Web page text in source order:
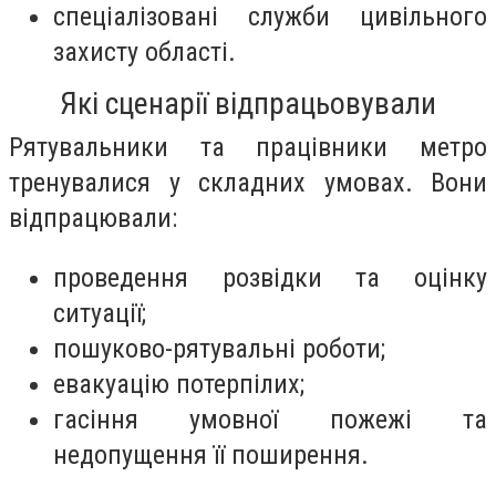
спеціалізовані служби цивільного
захисту області.
Які сценарії відпрацьовували
Рятувальники та працівники метро
тренувалися у складних умовах. Вони
відпрацювали:
проведення розвідки та оцінку
ситуації;
пошуково-рятувальні роботи;
евакуацію потерпілих;
гасіння умовної пожежі та
недопущення її поширення.